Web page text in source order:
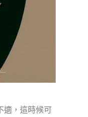
適，這時候可